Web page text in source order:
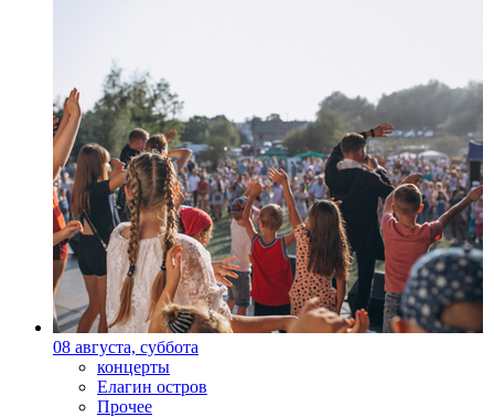
08 августа, суббота
концерты
Елагин остров
Прочее